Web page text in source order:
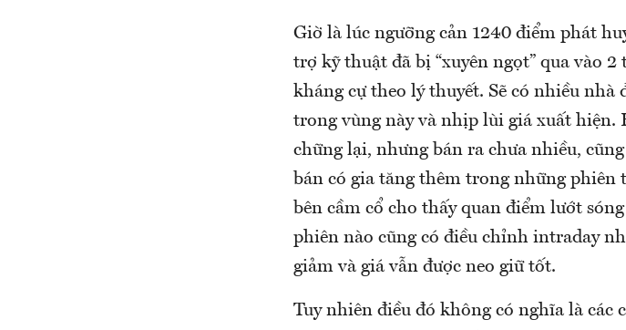
Giờ là lúc ngưỡng cản 1240 điểm phát
trợ kỹ thuật đã bị “xuyên ngọt” qua vào
kháng cự theo lý thuyết. Sẽ có nhiều
trong vùng này và nhịp lùi giá xuất hiện.
chững lại, nhưng bán ra chưa nhiều,
bán có gia tăng thêm trong những
bên cầm cổ cho thấy quan điểm lướt
phiên nào cũng có điều chỉnh intraday
giảm và giá vẫn được neo giữ tốt.
Tuy nhiên điều đó không có nghĩa là các